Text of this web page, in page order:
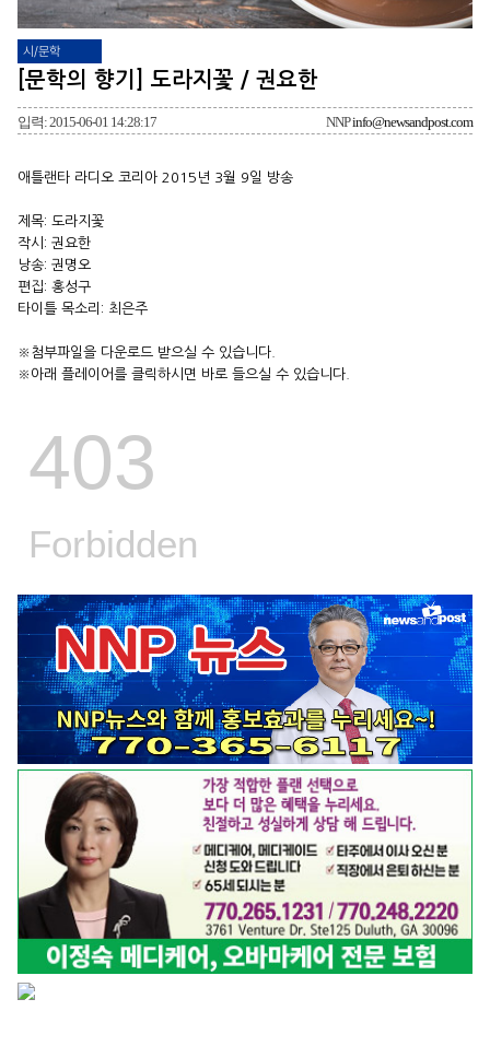
시/문학
[문학의 향기] 도라지꽃 / 권요한
입력: 2015-06-01 14:28:17 NNPinfo@newsandpost.com
애틀랜타 라디오 코리아 2015년 3월 9일 방송
제목: 도라지꽃
작시: 권요한
낭송: 권명오
편집: 홍성구
타이틀 목소리: 최은주
※첨부파일을 다운로드 받으실 수 있습니다.
※아래 플레이어를 클릭하시면 바로 들으실 수 있습니다.